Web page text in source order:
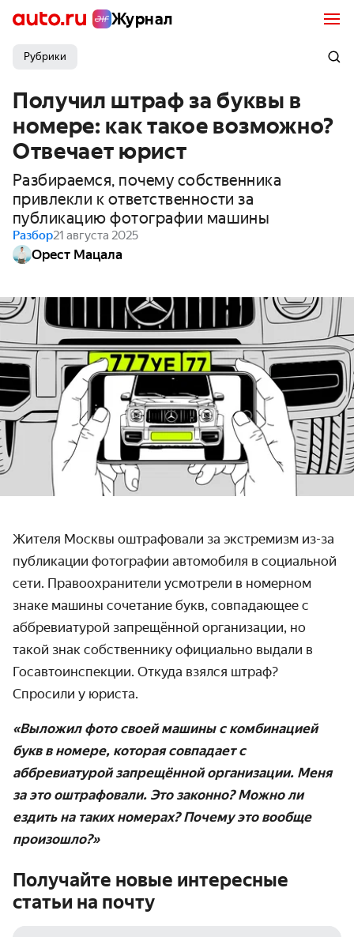
Журнал
Рубрики
Получил штраф за буквы в
номере: как такое возможно?
Отвечает юрист
Разбираемся, почему собственника
привлекли к ответственности за
публикацию фотографии машины
Разбор21 августа 2025
Орест Мацала
Жителя Москвы оштрафовали за экстремизм из-за
публикации фотографии автомобиля в социальной
сети. Правоохранители усмотрели в номерном
знаке машины сочетание букв, совпадающее с
аббревиатурой запрещённой организации, но
такой знак собственнику официально выдали в
Госавтоинспекции. Откуда взялся штраф?
Спросили у юриста.
«Выложил фото своей машины с комбинацией
букв в номере, которая совпадает с
аббревиатурой запрещённой организации. Меня
за это оштрафовали. Это законно? Можно ли
ездить на таких номерах? Почему это вообще
произошло?»
Получайте новые интересные
статьи на почту